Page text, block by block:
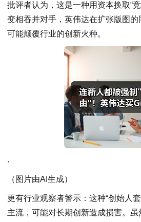
批评者认为，这是一种用资本换取“
变相吞并对手，英伟达在扩张版图
可能颠覆行业的创新火种。
.
（图片由AI生成）
更有行业观察者警示：这种“创始人
主流，可能对长期创新造成损害。